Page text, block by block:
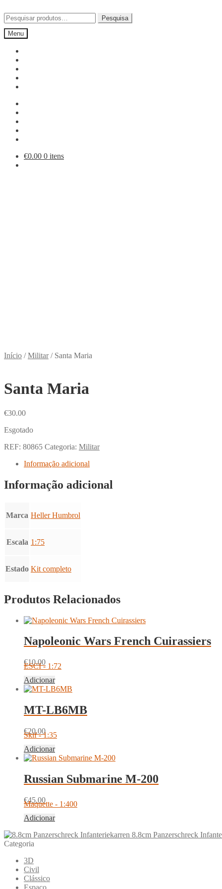
para
a
navegação
para
o
conteúdo
Pesquisar
por:
Pesquisa
Menu
€0.00 0 itens
Início /Militar/ Santa Maria
Santa Maria
€30.00
Esgotado
REF: 80865 Categoria: Militar
Informação adicional
Informação adicional
Marca Heller Humbrol
Escala 1:75
Estado Kit completo
Produtos Relacionados
Napoleonic Wars French Cuirassiers
€10.00
ESCI - 1:72
Adicionar
MT-LB6MB
€20.00
Skif - 1:35
Adicionar
Russian Submarine M-200
€45.00
Maquette - 1:400
Adicionar
8.8cm Panzerschreck
Categoria
3D
Civil
Clássico
Espaço